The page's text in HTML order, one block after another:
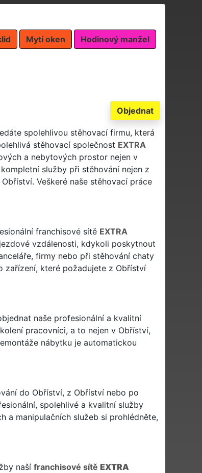
Mytí oken Hodinový manžel
Objednat
spolehlivou stěhovací firmu, která
stěhovací společnost EXTRA
a nebytových prostor nejen v
služby při stěhování nejen z
Veškeré naše stěhovací práce
franchisové sítě EXTRA
vzdálenosti, kdykoli poskytnout
firmy nebo při stěhování chaty
zařízení, které požadujete z Obříství
naše profesionální a kvalitní
pracovníci, a to nejen v Obříství,
nábytku je automatickou
do Obříství, z Obříství nebo po
spolehlivé a kvalitní služby
a manipulačních služeb si prohlédněte,
naší franchisové sítě EXTRA